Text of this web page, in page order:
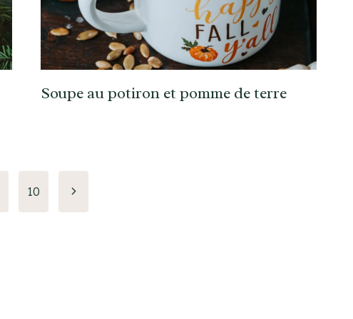
Soupe au potiron et pomme de terre
10
Page